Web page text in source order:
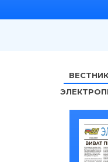
ВЕСТНИК